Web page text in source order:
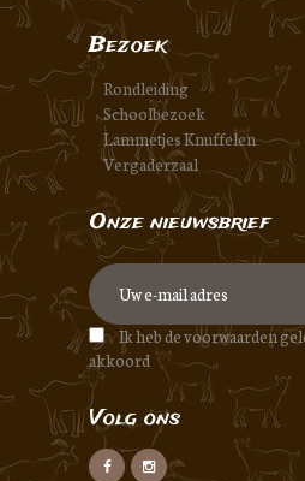
Bezoek
Rondleiding
Schoolbezoek
Lammetjes Knuffelen
Vergaderzaal
Onze nieuwsbrief
Ik heb de voorwaarden
akkoord
Volg ons